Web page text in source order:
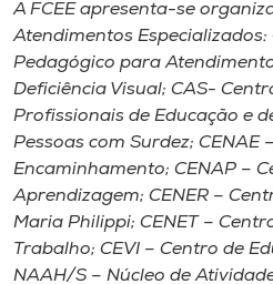
A FCEE apresenta-se
Atendimentos
Pedagógico para
Deficiência Visual; CAS-
Profissionais de Educação e
Pessoas com Surdez; CENAE
Encaminhamento; CENAP –
Aprendizagem; CENER –
Maria Philippi; CENET –
Trabalho; CEVI – Centro de
NAAH/S – Núcleo de